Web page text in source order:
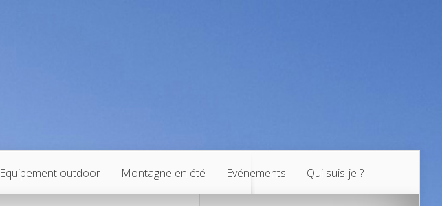
Equipement outdoor Montagne en été Evénements Qui suis-je ?